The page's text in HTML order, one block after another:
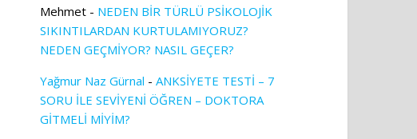
Mehmet - NEDEN BİR TÜRLÜ PSİKOLOJİK
SIKINTILARDAN KURTULAMIYORUZ?
NEDEN GEÇMİYOR? NASIL GEÇER?
Yağmur Naz Gürnal - ANKSİYETE TESTİ – 7
SORU İLE SEVİYENİ ÖĞREN – DOKTORA
GİTMELİ MİYİM?